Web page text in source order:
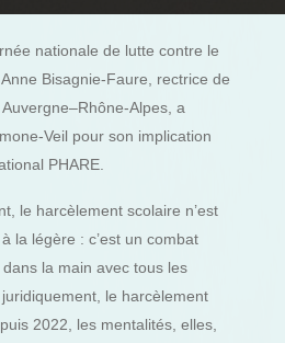
nationale de lutte contre le
Bisagnie-Faure, rectrice de
Alpes, a
Veil pour son implication
PHARE.
le harcèlement scolaire n’est
la légère : c’est un combat
la main avec tous les
le harcèlement
2022, les mentalités, elles,